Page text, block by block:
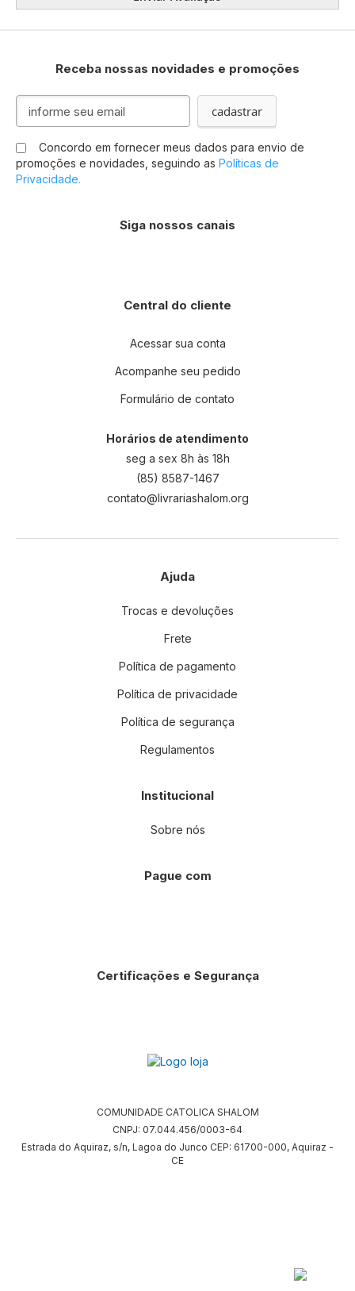
Receba nossas novidades e promoções
Inscreva-
nossa
Newsletter:
cadastrar
Concordo em fornecer meus dados para envio de
promoções e novidades, seguindo as Políticas de
Privacidade.
Siga nossos canais
Central do cliente
Acessar sua conta
Acompanhe seu pedido
Formulário de contato
Horários de atendimento
seg a sex 8h às 18h
(85) 8587-1467
contato@livrariashalom.org
Ajuda
Trocas e devoluções
Frete
Política de pagamento
Política de privacidade
Política de segurança
Regulamentos
Institucional
Sobre nós
Pague com
Certificações e Segurança
COMUNIDADE CATOLICA SHALOM
CNPJ: 07.044.456/0003-64
Estrada do Aquiraz, s/n, Lagoa do Junco CEP: 61700-000, Aquiraz -
CE